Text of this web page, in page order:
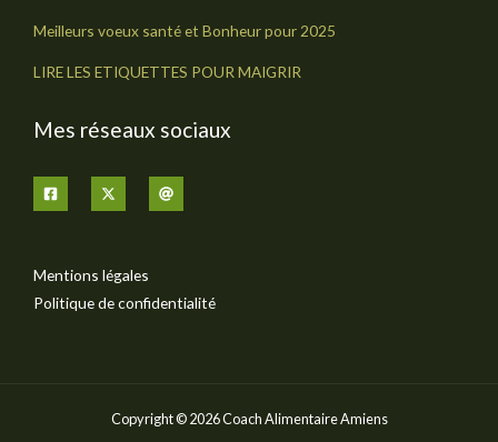
Meilleurs voeux santé et Bonheur pour 2025
LIRE LES ETIQUETTES POUR MAIGRIR
Mes réseaux sociaux
Mentions légales
Politique de confidentialité
Copyright © 2026 Coach Alimentaire Amiens